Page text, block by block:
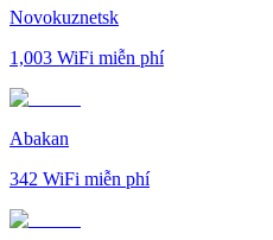
Novokuznetsk
1,003 WiFi miễn phí
Abakan
342 WiFi miễn phí